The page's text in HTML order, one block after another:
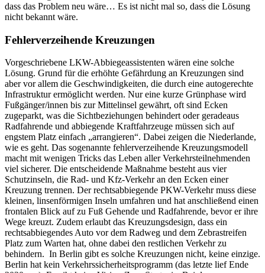
dass das Problem neu wäre… Es ist nicht mal so, dass die Lösung
nicht bekannt wäre.
Fehlerverzeihende Kreuzungen
Vorgeschriebene LKW-Abbiegeassistenten wären eine solche
Lösung. Grund für die erhöhte Gefährdung an Kreuzungen sind
aber vor allem die Geschwindigkeiten, die durch eine autogerechte
Infrastruktur ermöglicht werden. Nur eine kurze Grünphase wird
Fußgänger/innen bis zur Mittelinsel gewährt, oft sind Ecken
zugeparkt, was die Sichtbeziehungen behindert oder geradeaus
Radfahrende und abbiegende Kraftfahrzeuge müssen sich auf
engstem Platz einfach „arrangieren“. Dabei zeigen die Niederlande,
wie es geht. Das sogenannte fehlerverzeihende Kreuzungsmodell
macht mit wenigen Tricks das Leben aller Verkehrsteilnehmenden
viel sicherer. Die entscheidende Maßnahme besteht aus vier
Schutzinseln, die Rad- und Kfz-Verkehr an den Ecken einer
Kreuzung trennen. Der rechtsabbiegende PKW-Verkehr muss diese
kleinen, linsenförmigen Inseln umfahren und hat anschließend einen
frontalen Blick auf zu Fuß Gehende und Radfahrende, bevor er ihre
Wege kreuzt. Zudem erlaubt das Kreuzungsdesign, dass ein
rechtsabbiegendes Auto vor dem Radweg und dem Zebrastreifen
Platz zum Warten hat, ohne dabei den restlichen Verkehr zu
behindern. In Berlin gibt es solche Kreuzungen nicht, keine einzige.
Berlin hat kein Verkehrssicherheitsprogramm (das letzte lief Ende